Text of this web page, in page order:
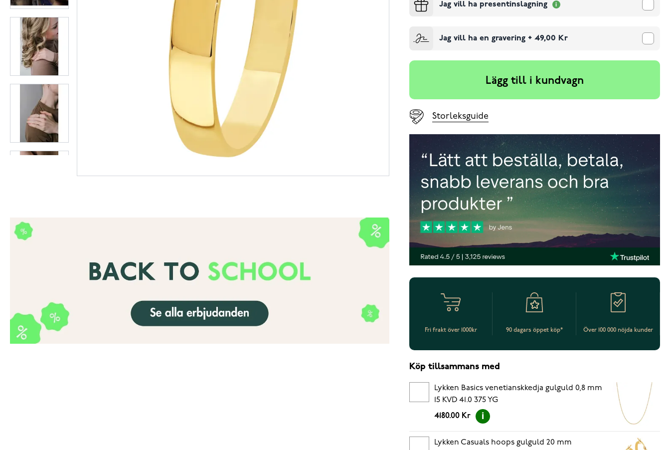
Jag vill ha presentinslagning
Jag vill ha en gravering+ 49,00 Kr
Lägg till i kundvagn
Storleksguide
Fri frakt över 1000kr 90 dagars öppet köp* Över 100 000 nöjda kunder
Köp tillsammans med
Lykken Basics venetianskkedja gulguld 0,8 mm
15 KVD 41.0 375 YG
4180.00 Kr
Lykken Casuals hoops gulguld 20 mm